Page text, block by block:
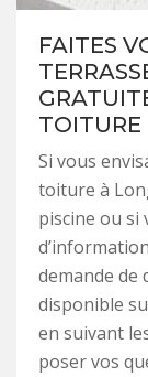
FAITES
TOITURE
Si vous
toiture à
piscine ou si
demande de
disponible
en suivant
poser vos